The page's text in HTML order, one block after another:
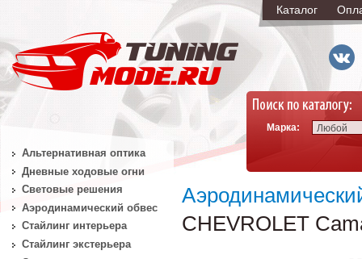
Каталог
Марка: Любой
CHEVROLET
Альтернативная оптика
Дневные ходовые огни
Световые решения
Аэродинамический обвес
Стайлинг интерьера
Стайлинг экстерьера